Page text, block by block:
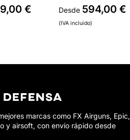
€ Desde 594,00 €
(IVA incluido)
marcas como FX Airguns, Epic,
y airsoft, con envío rápido desde